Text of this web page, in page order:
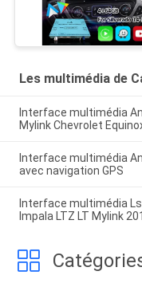
Les multimédia de
Interface multimédia
Mylink Chevrolet
Interface multimédia
avec navigation GPS
Interface multimédia
Impala LTZ LT Mylink